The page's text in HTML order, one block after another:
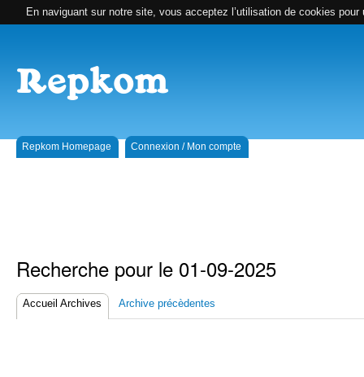
En naviguant sur notre site, vous acceptez l’utilisation de cookies
Repkom Homepage Connexion / Mon compte
Recherche pour le 01-09-2025
Accueil Archives Archive précèdentes